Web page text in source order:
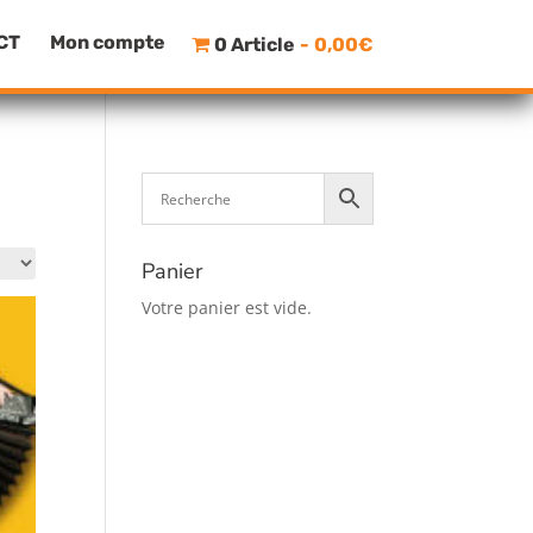
Mon compte 0 Article 0,00€
Panier
Votre panier est vide.